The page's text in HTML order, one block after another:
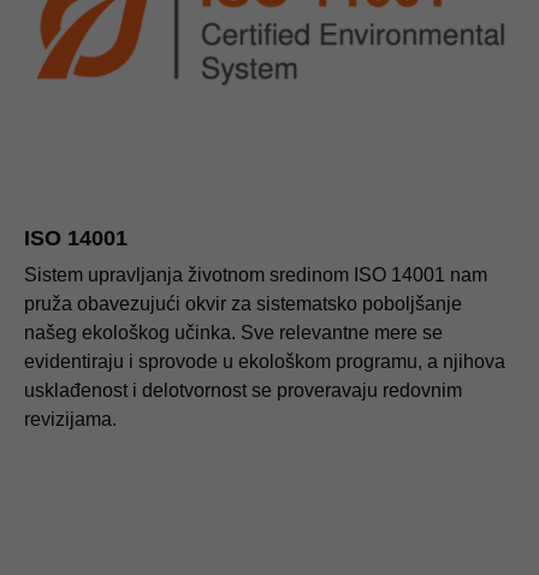
ISO 14001
Sistem upravljanja životnom sredinom ISO 14001 nam
pruža obavezujući okvir za sistematsko poboljšanje
našeg ekološkog učinka. Sve relevantne mere se
evidentiraju i sprovode u ekološkom programu, a njihova
usklađenost i delotvornost se proveravaju redovnim
revizijama.